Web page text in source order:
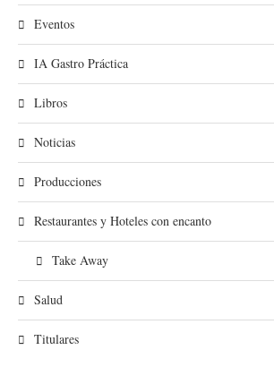
Eventos
IA Gastro Práctica
Libros
Noticias
Producciones
Restaurantes y Hoteles con encanto
Take Away
Salud
Titulares